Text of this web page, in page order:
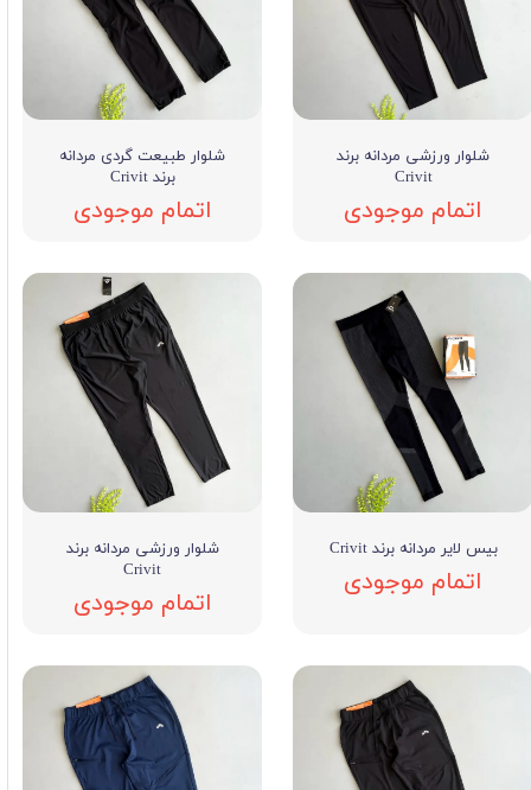
شلوار ورزشی مردانه برند
Crivit
اتمام موجودی
شلوار طبیعت گردی مردانه
برند Crivit
اتمام موجودی
بیس لایر مردانه برند Crivit
اتمام موجودی
شلوار ورزشی مردانه برند
Crivit
اتمام موجودی